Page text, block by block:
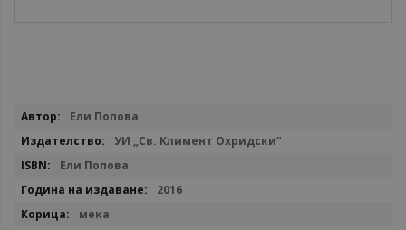
Повече
Ели Попова
УИ „Св. Климент Охридски“
Ели Попова
2016
мека